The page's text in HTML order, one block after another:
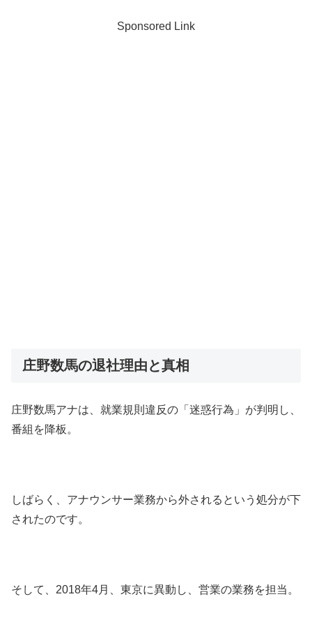
Sponsored Link
庄野数馬の退社理由と真相
庄野数馬アナは、就業規則違反の「迷惑行為」が判明し、
番組を降板。
しばらく、アナウンサー業務から外されるという処分が下
されたのです。
そして、2018年4月、東京に異動し、営業の業務を担当。